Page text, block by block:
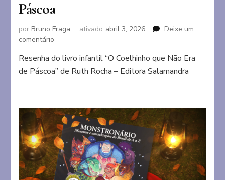
Páscoa
porBruno Fraga ativado abril 3, 2026
Deixe um
comentário
Coelhinho
que
Páscoa
Resenha do livro infantil “O Coelhinho que Não Era
de Páscoa” de Ruth Rocha – Editora Salamandra